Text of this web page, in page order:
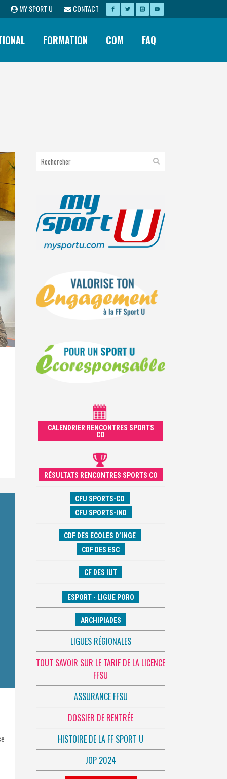
MY SPORT U CONTACT
FORMATION COM FAQ
CALENDRIER RENCONTRES SPORTS
CO
RÉSULTATS RENCONTRES SPORTS CO
CFU SPORTS-CO
CFU SPORTS-IND
CDF DES ECOLES D’INGE
CDF DES ESC
CF DES IUT
ESPORT - LIGUE PORO
ARCHIPIADES
LIGUES RÉGIONALES
TOUT SAVOIR SUR LE TARIF DE LA LICENCE
FFSU
ASSURANCE FFSU
DOSSIER DE RENTRÉE
HISTOIRE DE LA FF SPORT U
JOP 2024